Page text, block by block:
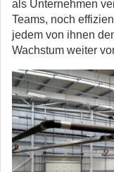
als Unternehmen
Teams, noch
jedem von ihnen
Wachstum weiter